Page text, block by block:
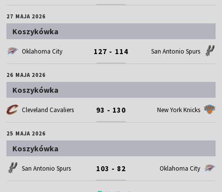
27 MAJA 2026
Koszykówka
Oklahoma City 127 - 114 San Antonio Spurs
26 MAJA 2026
Koszykówka
Cleveland Cavaliers 93 - 130 New York Knicks
25 MAJA 2026
Koszykówka
San Antonio Spurs 103 - 82 Oklahoma City